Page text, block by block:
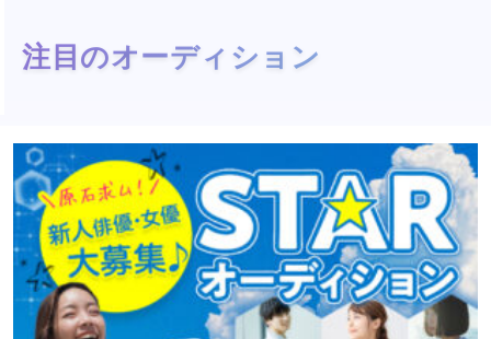
注目のオーディション